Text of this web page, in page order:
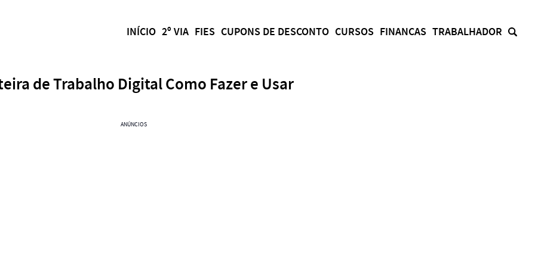
INÍCIO 2º VIA FIES CUPONS DE DESCONTO CURSOS FINANCAS TRABALHADOR
de Trabalho Digital Como Fazer e Usar
ANÚNCIOS